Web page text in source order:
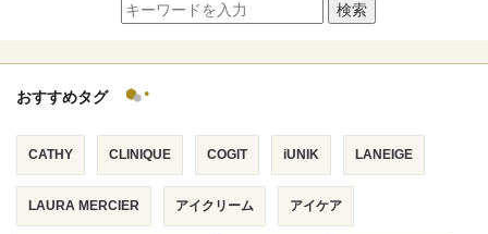
検索
おすすめタグ
CATHY CLINIQUE COGIT iUNIK LANEIGE
LAURA MERCIER アイクリーム アイケア